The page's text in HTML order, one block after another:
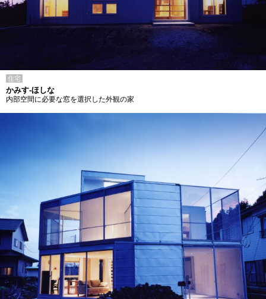
住宅
かみす-ほしな
内部空間に必要な窓を選択した外観の家